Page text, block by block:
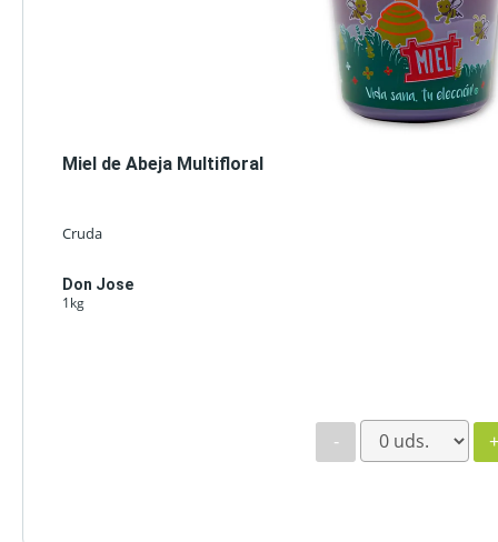
Miel de Abeja Multifloral
Cruda
Don Jose
1kg
- +